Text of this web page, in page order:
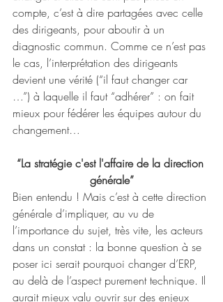
compte, c’est à dire partagées avec celle
des dirigeants, pour aboutir à un
diagnostic commun. Comme ce n’est pas
le cas, l’interprétation des dirigeants
devient une vérité (“il faut changer car
…”) à laquelle il faut “adhérer” : on fait
mieux pour fédérer les équipes autour du
changement…
“La stratégie c'est l'affaire de la direction
générale”
Bien entendu ! Mais c’est à cette direction
générale d’impliquer, au vu de
l’importance du sujet, très vite, les acteurs
dans un constat : la bonne question à se
poser ici serait pourquoi changer d’ERP,
au delà de l’aspect purement technique. Il
aurait mieux valu ouvrir sur des enjeux